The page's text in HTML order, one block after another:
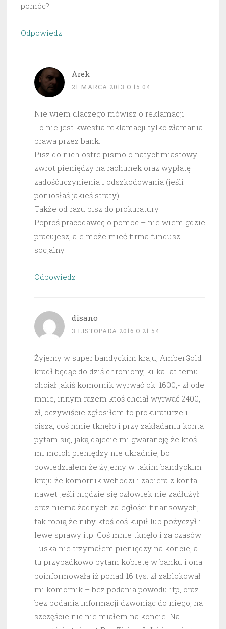
pomóc?
Odpowiedz
Arek
21 MARCA 2013 O 15:04
Nie wiem dlaczego mówisz o reklamacji.
To nie jest kwestia reklamacji tylko złamania
prawa przez bank.
Pisz do nich ostre pismo o natychmiastowy
zwrot pieniędzy na rachunek oraz wypłatę
zadośćuczynienia i odszkodowania (jeśli
poniosłaś jakieś straty).
Także od razu pisz do prokuratury.
Poproś pracodawcę o pomoc – nie wiem gdzie
pracujesz, ale może mieć firma fundusz
socjalny.
Odpowiedz
disano
3 LISTOPADA 2016 O 21:54
Żyjemy w super bandyckim kraju, AmberGold
kradł będąc do dziś chroniony, kilka lat temu
chciał jakiś komornik wyrwać ok. 1600,- zł ode
mnie, innym razem ktoś chciał wyrwać 2400,-
zł, oczywiście zgłosiłem to prokuraturze i
cisza, coś mnie tknęło i przy zakładaniu konta
pytam się, jaką dajecie mi gwarancję że ktoś
mi moich pieniędzy nie ukradnie, bo
powiedziałem że żyjemy w takim bandyckim
kraju że komornik wchodzi i zabiera z konta
nawet jeśli nigdzie się człowiek nie zadłużył
oraz niema żadnych zaległości finansowych,
tak robią że niby ktoś coś kupił lub pożyczył i
lewe sprawy itp. Coś mnie tknęło i za czasów
Tuska nie trzymałem pieniędzy na koncie, a
tu przypadkowo pytam kobietę w banku i ona
poinformowała iż ponad 16 tys. zł zablokował
mi komornik – bez podania powodu itp, oraz
bez podania informacji dzwoniąc do niego, na
szczęście nic nie miałem na koncie. Na